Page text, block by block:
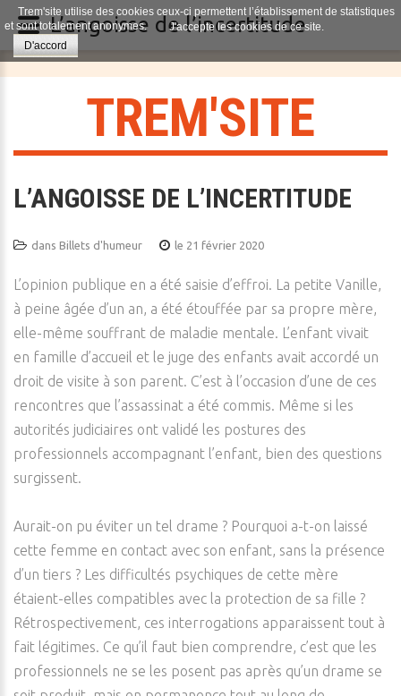
TREM'SITE
L’ANGOISSE DE L’INCERTITUDE
dans Billets d'humeur le 21 février 2020
L’opinion publique en a été saisie d’effroi. La petite Vanille,
à peine âgée d’un an, a été étouffée par sa propre mère,
elle-même souffrant de maladie mentale. L’enfant vivait
en famille d’accueil et le juge des enfants avait accordé un
droit de visite à son parent. C’est à l’occasion d’une de ces
rencontres que l’assassinat a été commis. Même si les
autorités judiciaires ont validé les postures des
professionnels accompagnant l’enfant, bien des questions
surgissent.
Aurait-on pu éviter un tel drame ? Pourquoi a-t-on laissé
cette femme en contact avec son enfant, sans la présence
d’un tiers ? Les difficultés psychiques de cette mère
étaient-elles compatibles avec la protection de sa fille ?
Rétrospectivement, ces interrogations apparaissent tout à
fait légitimes. Ce qu’il faut bien comprendre, c’est que les
professionnels ne se les posent pas après qu’un drame se
Trem'site utilise des cookies ceux-ci permettent l’établissement de statistiques
et sont totalement anonymes.
J'accepte les cookies de ce site.
D'accord
L’angoisse de l’incertitude